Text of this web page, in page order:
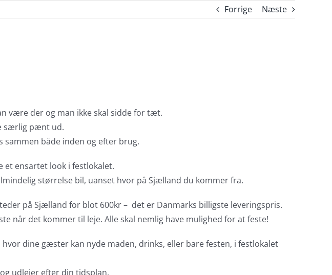
Forrige Næste
være der og man ikke skal sidde for tæt.
særlig pænt ud.
både inden og efter brug.
ensartet look i festlokalet.
størrelse bil, uanset hvor på Sjælland du kommer fra.
på Sjælland for blot 600kr – det er Danmarks billigste leveringspris.
når det kommer til leje. Alle skal nemlig have mulighed for at feste!
dine gæster kan nyde maden, drinks, eller bare festen, i festlokalet
udlejer efter din tidsplan.